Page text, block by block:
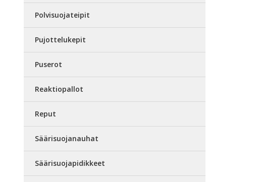
Polvisuojateipit
Pujottelukepit
Puserot
Reaktiopallot
Reput
Säärisuojanauhat
Säärisuojapidikkeet